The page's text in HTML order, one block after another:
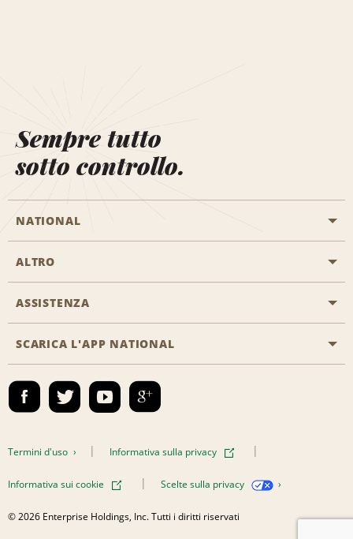
Sempre tutto
sotto controllo.
NATIONAL
Inizia una prenotazione
Programmi business
Emerald Club Accedi
ALTRO
Offerte di lavoro
ASSISTENZA
Accessibilità
Contatti
SCARICA L'APP NATIONAL
Termini d'uso Informativa sulla privacy
Informativa sui cookie Scelte sulla privacy
© 2026 Enterprise Holdings, Inc. Tutti i diritti riservati